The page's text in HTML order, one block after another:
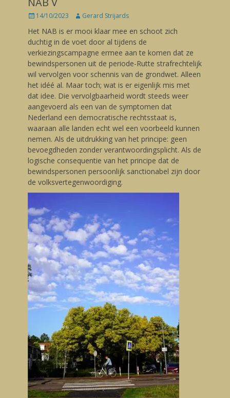
Posted
14/10/2023 Author
Gerard Strijards
Het NAB is er mooi klaar mee en schoot zich
duchtig in de voet door al tijdens de
verkiezingscampagne ermee aan te komen dat ze
bewindspersonen uit de periode-Rutte strafrechtelijk
wil vervolgen voor schennis van de grondwet. Alleen
het idéé al. Maar toch; wat is er eigenlijk mis met
dat idee. Die vervolgbaarheid wordt steeds weer
aangevoerd als een van de symptomen dat
Nederland een democratische rechtsstaat is,
waaraan alle landen echt wel een voorbeeld kunnen
nemen. Als de uitdrukking van het principe: geen
bevoegdheden zonder verantwoordingsplicht. Als de
logische consequentie van het principe dat de
bewindspersonen persoonlijk sanctionabel zijn door
de volksvertegenwoordiging.